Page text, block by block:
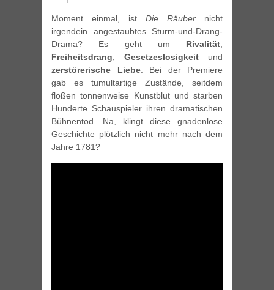
Moment einmal, ist Die Räuber nicht
irgendein angestaubtes Sturm-und-Drang-
Drama? Es geht um Rivalität,
Freiheitsdrang, Gesetzeslosigkeit und
zerstörerische Liebe. Bei der Premiere
gab es tumultartige Zustände, seitdem
floßen tonnenweise Kunstblut und starben
Hunderte Schauspieler ihren dramatischen
Bühnentod. Na, klingt diese gnadenlose
Geschichte plötzlich nicht mehr nach dem
Jahre 1781?